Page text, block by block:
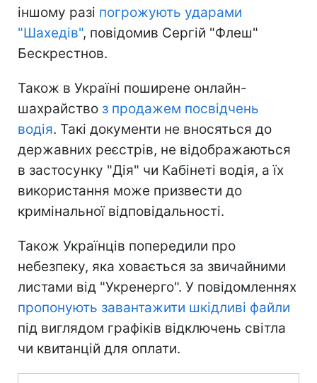
іншому разі погрожують ударами
"Шахедів", повідомив Сергій "Флеш"
Бескрестнов.
Також в Україні поширене онлайн-
шахрайство з продажем посвідчень
водія. Такі документи не вносяться до
державних реєстрів, не відображаються
в застосунку "Дія" чи Кабінеті водія, а їх
використання може призвести до
кримінальної відповідальності.
Також Українців попередили про
небезпеку, яка ховається за звичайними
листами від "Укренерго". У повідомленнях
пропонують завантажити шкідливі файли
під виглядом графіків відключень світла
чи квитанцій для оплати.